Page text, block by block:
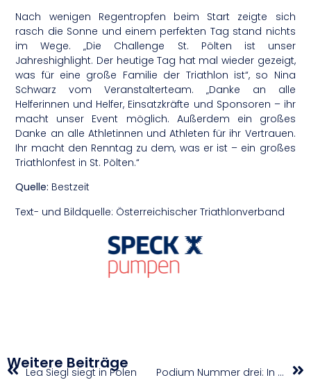
Nach wenigen Regentropfen beim Start zeigte sich
rasch die Sonne und einem perfekten Tag stand nichts
im Wege. „Die Challenge St. Pölten ist unser
Jahreshighlight. Der heutige Tag hat mal wieder gezeigt,
was für eine große Familie der Triathlon ist“, so Nina
Schwarz vom Veranstalterteam. „Danke an alle
Helferinnen und Helfer, Einsatzkräfte und Sponsoren – ihr
macht unser Event möglich. Außerdem ein großes
Danke an alle Athletinnen und Athleten für ihr Vertrauen.
Ihr macht den Renntag zu dem, was er ist – ein großes
Triathlonfest in St. Pölten.“
Quelle: Bestzeit
Text- und Bildquelle: Österreichischer Triathlonverband
Weitere Beiträge
Lea Siegl siegt in Polen Podium Nummer drei: In Monaco auf Platz zwei gefahren